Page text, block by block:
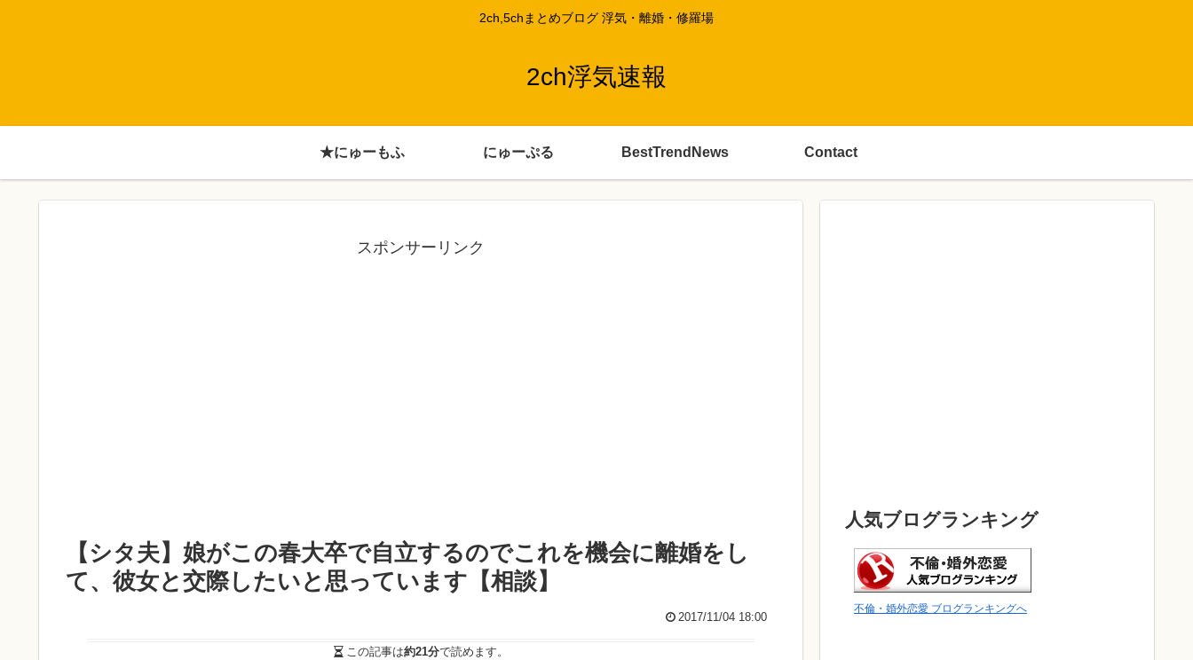
2ch,5chまとめブログ 浮気・離婚・修羅場
2ch浮気速報
★にゅーもふ にゅーぷる BestTrendNews Contact
スポンサーリンク
【シタ夫】娘がこの春大卒で自立するのでこれを機会に離婚をし
て、彼女と交際したいと思っています【相談】
2017/11/04 18:00
この記事は約21分で読めます。
人気ブログランキング
不倫・婚外恋愛 ブログランキングへ